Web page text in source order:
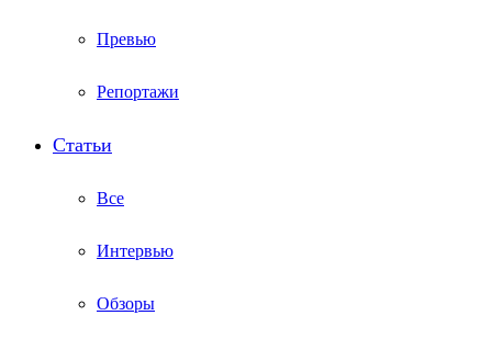
Превью
Репортажи
Статьи
Все
Интервью
Обзоры